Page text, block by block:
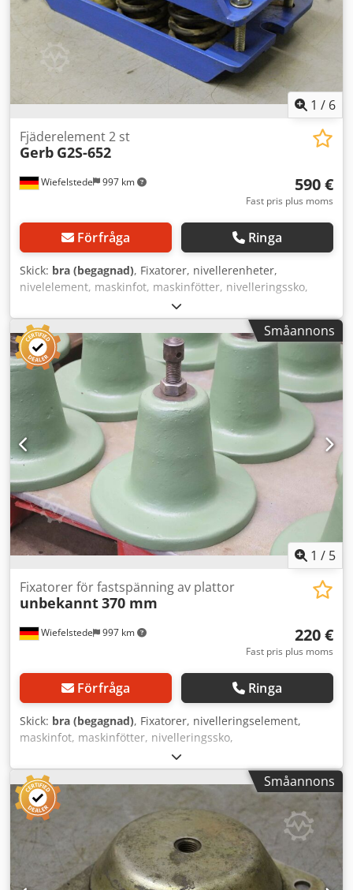
1 / 6
Wiefelstede 997 km
Fjäderelement 2 st
Gerb G2S-652
590 €
Fast pris plus moms
Förfråga Ringa
Skick: bra (begagnad), Fixatorer, nivellerenheter,
nivelelement, maskinfot, maskinfötter, nivelleringssko,
maskinfundament, nivelleringssko, kilskor, maskinstöd,
nivelleringfot - För: verktygsmaskiner och anläggningar -
Bygghöjd: 168 mm - Belastning: 15–24 kN - Antal: 2 stycken
- Pris/försäljning: komplett - Mått per styck: 448/240/H168
mm - Total vikt: 70 kg Dksdpedf Hh Hefx Ahkjr
Småannons
1 / 5
Wiefelstede 997 km
Fixatorer för fastspänning av plattor
unbekannt370 mm
220 €
Fast pris plus moms
Förfråga Ringa
Skick: bra (begagnad), Fixatorer, nivelleringselement,
maskinfot, maskinfötter, nivelleringssko,
maskinfundament, kilfot, maskinstöd, justerbar fot,
skruvstöd -Höjd justerbar: 320–390 mm -Antal: 24 st
fixatorer finns Dksdpfxjkahkge Ahker -Pris: per styck -Mått:
Ø 360/H370 mm -Vikt: 41 kg/styck
Småannons